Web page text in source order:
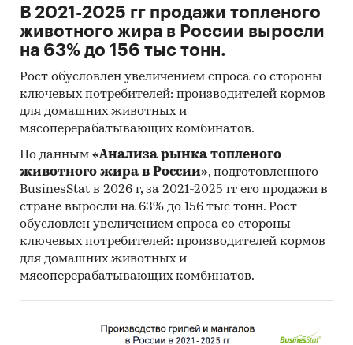
Источник исследования — Tebiz Group.
Категории: Потребительские товары /
Автомобили, мотоциклы
/ Квадроциклы
Потребительские товары
Комплектующие, запчасти
Шины, колеса
Промышленность
Комплектующие,
запчасти / Шины, колеса
Россия
В 2021-2025 гг продажи топленого
животного жира в России выросли
на 63% до 156 тыс тонн.
Рост обусловлен увеличением спроса со стороны
ключевых потребителей: производителей кормов
для домашних животных и
мясоперерабатывающих комбинатов.
По данным «Анализа рынка топленого
животного жира в России», подготовленного
BusinesStat в 2026 г, за 2021-2025 гг его продажи в
стране выросли на 63% до 156 тыс тонн. Рост
обусловлен увеличением спроса со стороны
ключевых потребителей: производителей кормов
для домашних животных и
мясоперерабатывающих комбинатов.